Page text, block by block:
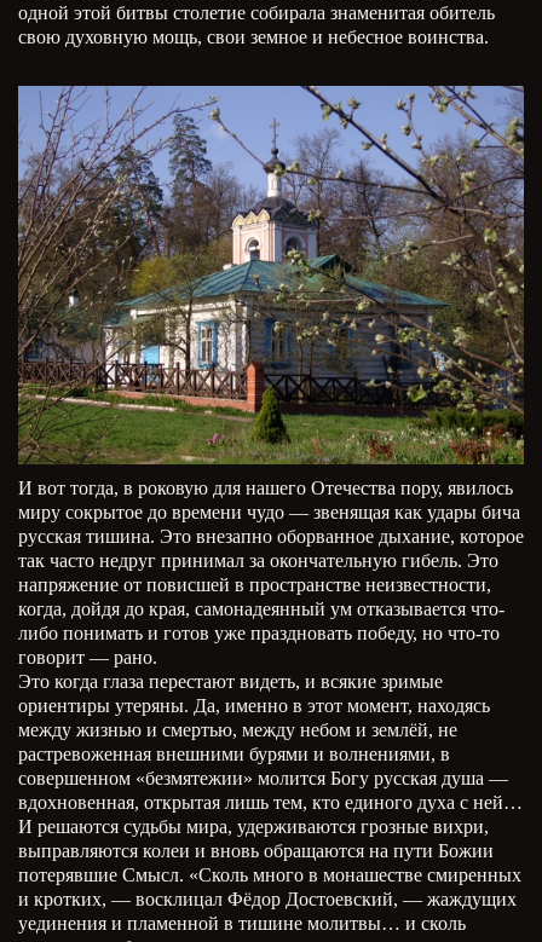
одной этой битвы столетие собирала знаменитая обитель
свою духовную мощь, свои земное и небесное воинства.
И вот тогда, в роковую для нашего Отечества пору, явилось
миру сокрытое до времени чудо — звенящая как удары бича
русская тишина. Это внезапно оборванное дыхание, которое
так часто недруг принимал за окончательную гибель. Это
напряжение от повисшей в пространстве неизвестности,
когда, дойдя до края, самонадеянный ум отказывается что-
либо понимать и готов уже праздновать победу, но что-то
говорит — рано.
Это когда глаза перестают видеть, и всякие зримые
ориентиры утеряны. Да, именно в этот момент, находясь
между жизнью и смертью, между небом и землёй, не
растревоженная внешними бурями и волнениями, в
совершенном «безмятежии» молится Богу русская душа —
вдохновенная, открытая лишь тем, кто единого духа с ней…
И решаются судьбы мира, удерживаются грозные вихри,
выправляются колеи и вновь обращаются на пути Божии
потерявшие Смысл. «Сколь много в монашестве смиренных
и кротких, — восклицал Фёдор Достоевский, — жаждущих
уединения и пламенной в тишине молитвы… и сколь